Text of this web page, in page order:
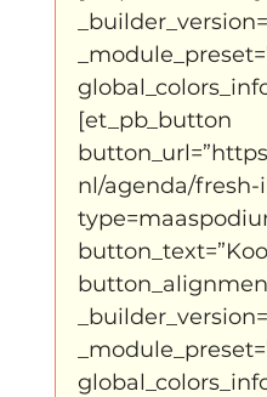
[et_pb_button
nl/agenda/